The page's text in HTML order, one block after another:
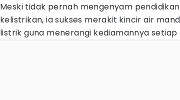
Meski tidak pernah mengenyam
kelistrikan, ia sukses merakit kincir air
listrik guna menerangi kediamannya setiap